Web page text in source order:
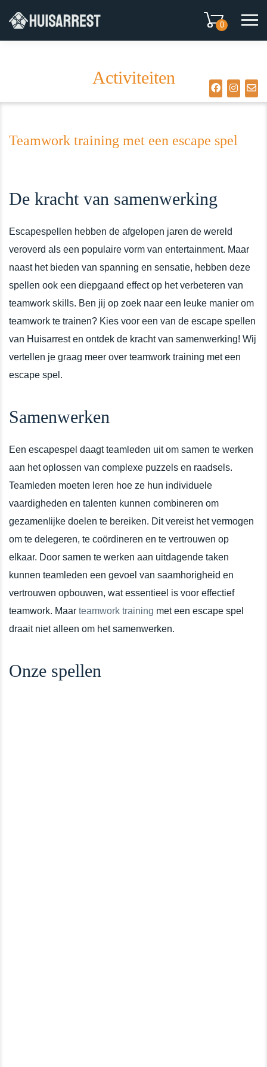
0
Activiteiten
Teamwork training met een escape spel
De kracht van samenwerking
Escapespellen hebben de afgelopen jaren de wereld
veroverd als een populaire vorm van entertainment. Maar
naast het bieden van spanning en sensatie, hebben deze
spellen ook een diepgaand effect op het verbeteren van
teamwork skills. Ben jij op zoek naar een leuke manier om
teamwork te trainen? Kies voor een van de escape spellen
van Huisarrest en ontdek de kracht van samenwerking! Wij
vertellen je graag meer over teamwork training met een
escape spel.
Samenwerken
Een escapespel daagt teamleden uit om samen te werken
aan het oplossen van complexe puzzels en raadsels.
Teamleden moeten leren hoe ze hun individuele
vaardigheden en talenten kunnen combineren om
gezamenlijke doelen te bereiken. Dit vereist het vermogen
om te delegeren, te coördineren en te vertrouwen op
elkaar. Door samen te werken aan uitdagende taken
kunnen teamleden een gevoel van saamhorigheid en
vertrouwen opbouwen, wat essentieel is voor effectief
teamwork. Maar teamwork training met een escape spel
draait niet alleen om het samenwerken.
Onze spellen